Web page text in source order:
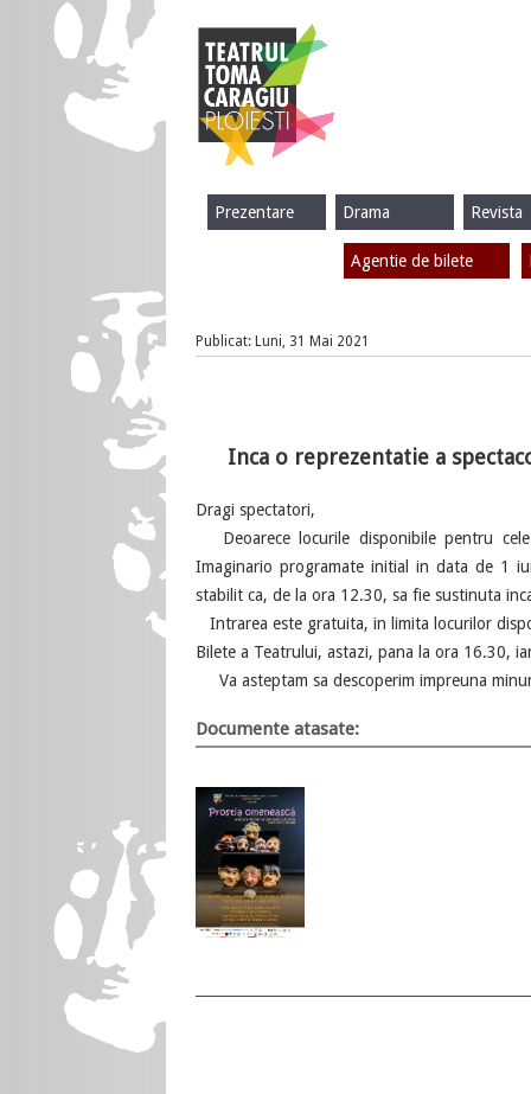
Revista
Drama
Prezentare
Agentie de bilete
Publicat: Luni, 31 Mai 2021
Inca o reprezentatie a
Dragi spectatori,
Deoarece locurile disponibile pentru
Imaginario programate initial in data de 1
stabilit ca, de la ora 12.30, sa fie sustinuta
Intrarea este gratuita, in limita locurilor
Bilete a Teatrului, astazi, pana la ora 16.30,
Va asteptam sa descoperim impreuna
Documente atasate: